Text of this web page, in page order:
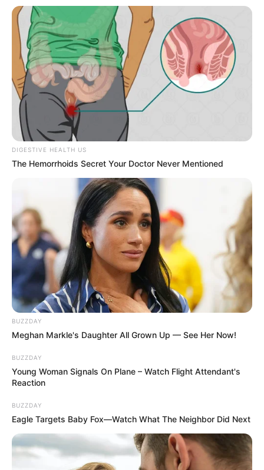
DIGESTIVE HEALTH US
The Hemorrhoids Secret Your Doctor Never Mentioned
BUZZDAY
Meghan Markle's Daughter All Grown Up — See Her Now!
BUZZDAY
Young Woman Signals On Plane – Watch Flight Attendant's
Reaction
BUZZDAY
Eagle Targets Baby Fox—Watch What The Neighbor Did Next